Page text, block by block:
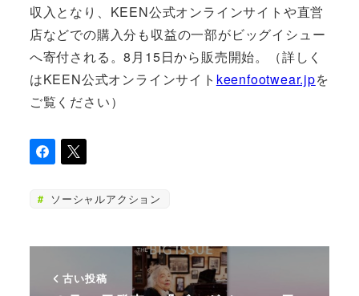
収入となり、KEEN公式オンラインサイトや直営
店などでの購入分も収益の一部がビッグイシュー
へ寄付される。8月15日から販売開始。（詳しく
はKEEN公式オンラインサイト keenfootwear.jpを
ご覧ください）
ソーシャルアクション
古い投稿